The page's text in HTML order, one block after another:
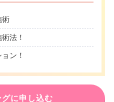
術
法！
ン！
に申し込む